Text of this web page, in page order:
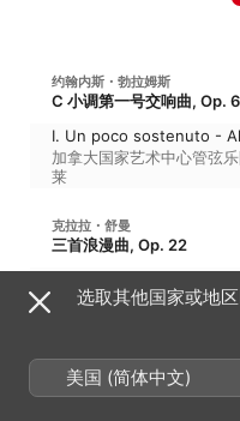
约翰内斯・勃拉姆斯
C 小调第一号交响曲, Op.
I. Un poco sostenuto -
加拿大国家艺术中心管弦
莱
克拉拉・舒曼
三首浪漫曲, Op. 22
III. Leidenschaftlich
安吉拉・休伊特、川崎洋介
罗伯特・舒曼
降 B 大调第一交响曲, Op.
选取其他国家或地
美国 (简体中文)